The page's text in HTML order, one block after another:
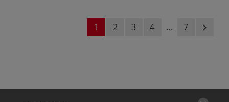
1 2 3 4 ... 7 next